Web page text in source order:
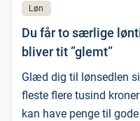
Løn
Du får to særlige
bliver tit ”glemt”
Glæd dig til lønsedlen
fleste flere tusind
kan have penge til